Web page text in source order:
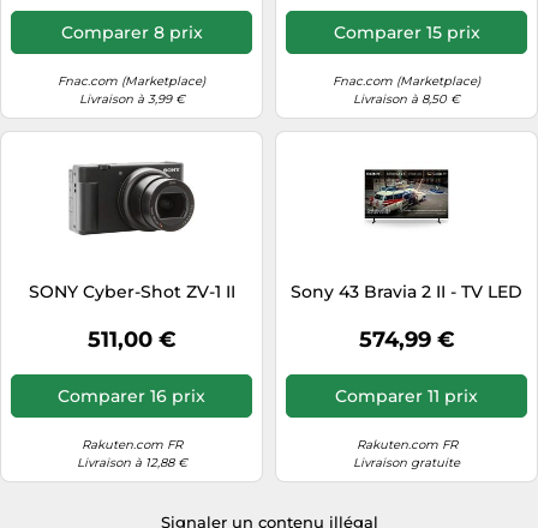
Comparer 8 prix
Fnac.com (Marketplace)
Livraison à 3,99 €
Comparer 15 prix
Fnac.com (Marketplace)
Livraison à 8,50 €
SONY Cyber-Shot ZV-1 II
511,00 €
Comparer 16 prix
Rakuten.com FR
Livraison à 12,88 €
Sony 43 Bravia 2 II - TV LED
574,99 €
Comparer 11 prix
Rakuten.com FR
Livraison gratuite
Signaler un contenu illégal